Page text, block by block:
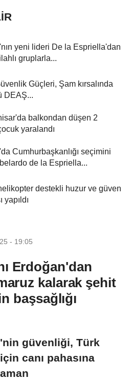
yeni lideri De la Espriella'dan
gruplarla...
Güçleri, Şam kırsalında
DEAŞ...
balkondan düşen 2
yaralandı
Cumhurbaşkanlığı seçimini
de la Espriella...
destekli huzur ve güven
yapıldı
- 19:05
Erdoğan'dan
kalarak şehit
başsağlığı
güvenliği, Türk
canı pahasına